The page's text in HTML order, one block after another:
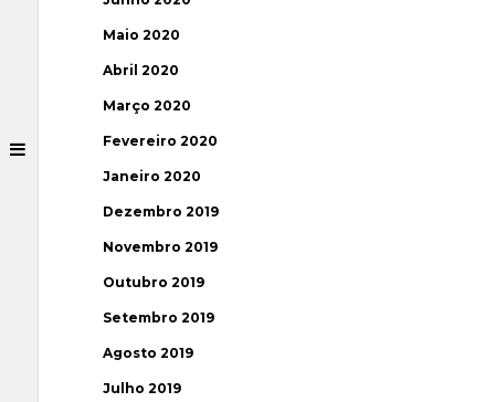
Maio 2020
Abril 2020
Março 2020
Fevereiro 2020
Janeiro 2020
Dezembro 2019
Novembro 2019
Outubro 2019
Setembro 2019
Agosto 2019
Julho 2019